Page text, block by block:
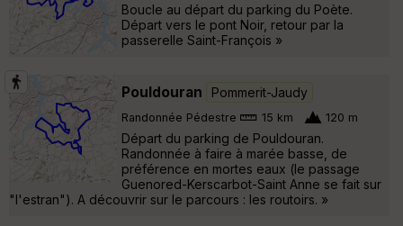
Boucle au départ du parking du Poète.
Départ vers le pont Noir, retour par la
passerelle Saint-François »
Pouldouran Pommerit-Jaudy
Randonnée Pédestre 15 km 120 m
Départ du parking de Pouldouran.
Randonnée à faire à marée basse, de
préférence en mortes eaux (le passage
Guenored-Kerscarbot-Saint Anne se fait sur
"l'estran"). A découvrir sur le parcours : les routoirs. »